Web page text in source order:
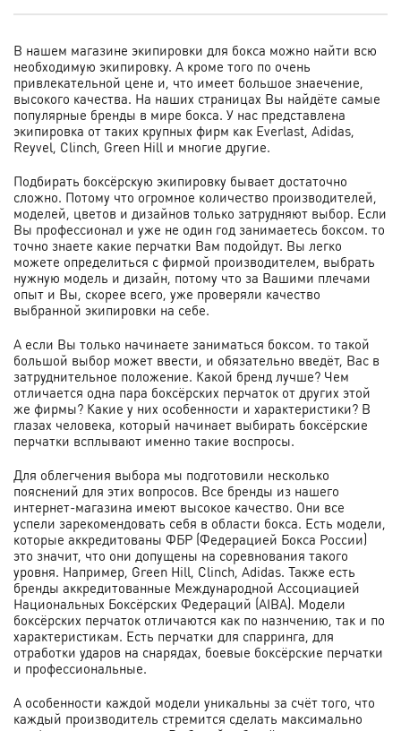
В нашем магазине экипировки для бокса можно найти всю
необходимую экипировку. А кроме того по очень
привлекательной цене и, что имеет большое знаечение,
высокого качества. На наших страницах Вы найдёте самые
популярные бренды в мире бокса. У нас представлена
экипировка от таких крупных фирм как Everlast, Adidas,
Reyvel, Clinch, Green Hill и многие другие.
Подбирать боксёрскую экипировку бывает достаточно
сложно. Потому что огромное количество производителей,
моделей, цветов и дизайнов только затрудняют выбор. Если
Вы профессионал и уже не один год занимаетесь боксом. то
точно знаете какие перчатки Вам подойдут. Вы легко
можете определиться с фирмой производителем, выбрать
нужную модель и дизайн, потому что за Вашими плечами
опыт и Вы, скорее всего, уже проверяли качество
выбранной экипировки на себе.
А если Вы только начинаете заниматься боксом. то такой
большой выбор может ввести, и обязательно введёт, Вас в
затруднительное положение. Какой бренд лучше? Чем
отличается одна пара боксёрских перчаток от других этой
же фирмы? Какие у них особенности и характеристики? В
глазах человека, который начинает выбирать боксёрские
перчатки всплывают именно такие воспросы.
Для облегчения выбора мы подготовили несколько
пояснений для этих вопросов. Все бренды из нашего
интернет-магазина имеют высокое качество. Они все
успели зарекомендовать себя в области бокса. Есть модели,
которые аккредитованы ФБР (Федерацией Бокса России)
это значит, что они допущены на соревнования такого
уровня. Например, Green Hill, Clinch, Adidas. Также есть
бренды аккредитованные Международной Ассоциацией
Национальных Боксёрских Федераций (AIBA). Модели
боксёрских перчаток отличаются как по назнчению, так и по
характеристикам. Есть перчатки для спарринга, для
отработки ударов на снарядах, боевые боксёрские перчатки
и профессиональные.
А особенности каждой модели уникальны за счёт того, что
каждый производитель стремится сделать максимально